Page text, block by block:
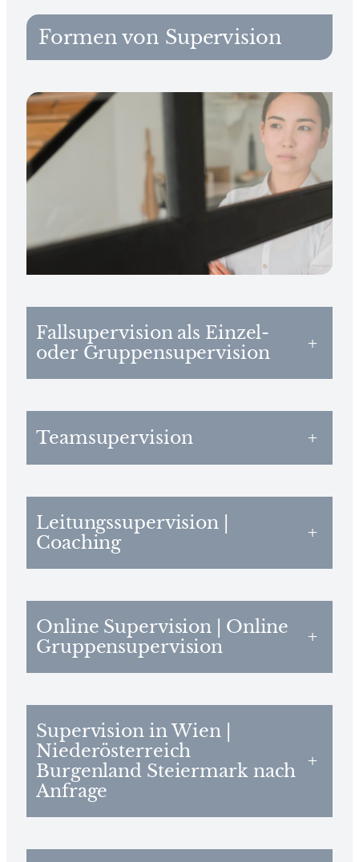
Formen von Supervision
Fallsupervision als Einzel-
oder Gruppensupervision
+
Teamsupervision +
Leitungssupervision |
Coaching
+
Online Supervision | Online
Gruppensupervision
+
Supervision in Wien |
Niederösterreich
Burgenland Steiermark nach
Anfrage
+